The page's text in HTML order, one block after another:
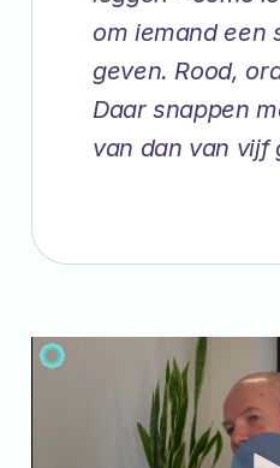
om iemand een
geven. Rood,
Daar snappen
van dan van vijf